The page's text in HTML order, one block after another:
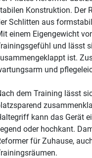
Konstruktion. Der
Schlitten aus
einem Eigengewicht
und lässt
ist.
und
dem Training lässt
kann das Gerät
oder hochkant.
für Zuhause,